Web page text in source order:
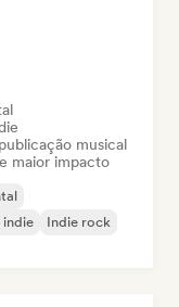
musical
maior impacto
indie
Indie rock